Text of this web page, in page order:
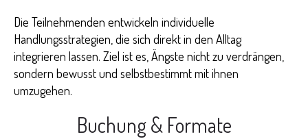
Die Teilnehmenden entwickeln individuelle
Handlungsstrategien, die sich direkt in den Alltag
integrieren lassen. Ziel ist es, Ängste nicht zu verdrängen,
sondern bewusst und selbstbestimmt mit ihnen
umzugehen.
Buchung & Formate